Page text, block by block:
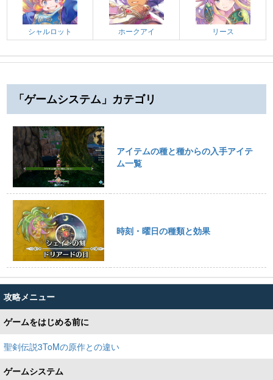
シャルロット ホークアイ リース
「ゲームシステム」カテゴリ
アイテムの種と種からの入手アイテ
ム一覧
時刻・曜日の種類と効果
攻略メニュー
ゲームをはじめる前に
聖剣伝説3ToMの原作との違い
ゲームシステム